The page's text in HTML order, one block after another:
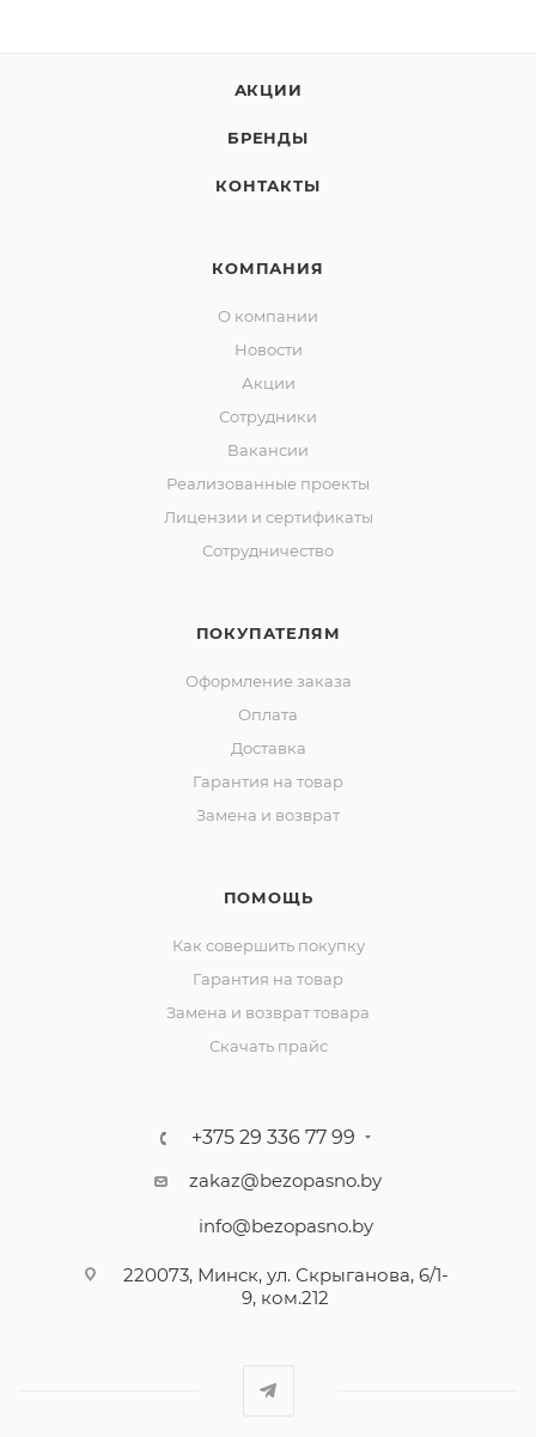
АКЦИИ
БРЕНДЫ
КОНТАКТЫ
КОМПАНИЯ
О компании
Новости
Акции
Сотрудники
Вакансии
Реализованные проекты
Лицензии и сертификаты
Сотрудничество
ПОКУПАТЕЛЯМ
Оформление заказа
Оплата
Доставка
Гарантия на товар
Замена и возврат
ПОМОЩЬ
Как совершить покупку
Гарантия на товар
Замена и возврат товара
Скачать прайс
+375 29 336 77 99
zakaz@bezopasno.by
info@bezopasno.by
220073, Минск, ул. Скрыганова, 6/1-
9, ком.212